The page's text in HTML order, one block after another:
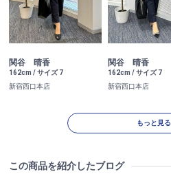
関谷 晴香
162cm / サイズ 7
新宿西口本店
関谷 晴香
162cm / サイズ 7
新宿西口本店
もっと見る
この商品を紹介したブログ